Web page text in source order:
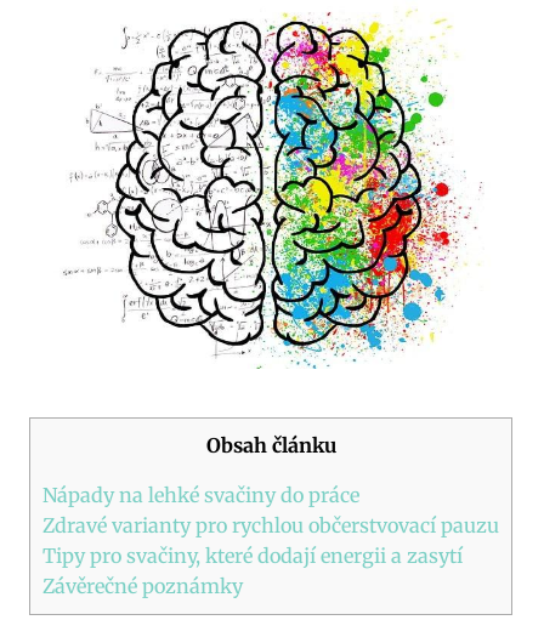
Obsah článku
Nápady na lehké svačiny do práce
Zdravé varianty pro rychlou občerstvovací pauzu
Tipy pro svačiny, které dodají energii a zasytí
Závěrečné poznámky